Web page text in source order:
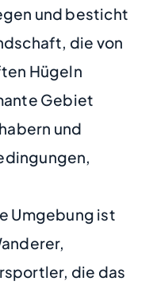
und besticht
die von
Hügeln
Gebiet
und
Umgebung ist
die das